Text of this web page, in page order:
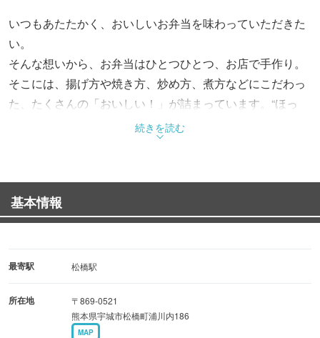
いつもあたたかく、おいしいお弁当を味わっていただきた
い。
そんな想いから、お弁当はひとつひとつ、お店で手作り。
そこには、揚げ方や焼き方、炒め方、煮方などにこだわっ
た、たくさんの「おいしい！」が詰まっています。“ほっ
と”できるお弁当で、“もっと”お客様を笑顔にする。これか
らも、そんなお弁当をお届けします。
続きを読む
基本情報
最寄駅 松橋駅
所在地
〒869-0521
熊本県宇城市松橋町浦川内186
MAP